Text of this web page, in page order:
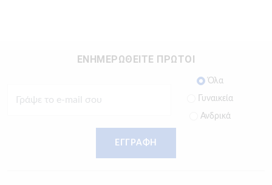
ΕΝΗΜΕΡΩΘΕΙΤΕ ΠΡΩΤΟΙ
Όλα
Γυναικεία
Ανδρικά
ΕΓΓΡΑΦΗ